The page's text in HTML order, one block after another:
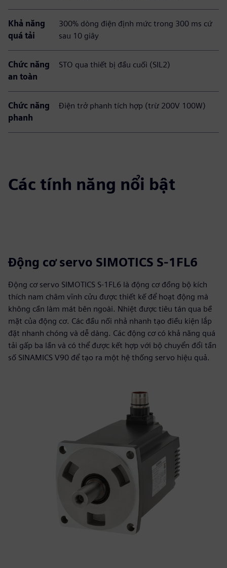
Khả năng
quá tải
300% dòng điện định mức trong 300 ms cứ
sau 10 giây
Chức năng
an toàn
STO qua thiết bị đầu cuối (SIL2)
Chức năng
phanh
Điện trở phanh tích hợp (trừ 200V 100W)
Các tính năng nổi bật
Động cơ servo SIMOTICS S-1FL6
Động cơ servo SIMOTICS S-1FL6 là động cơ đồng bộ kích
thích nam châm vĩnh cửu được thiết kế để hoạt động mà
không cần làm mát bên ngoài. Nhiệt được tiêu tán qua bề
mặt của động cơ. Các đầu nối nhả nhanh tạo điều kiện lắp
đặt nhanh chóng và dễ dàng. Các động cơ có khả năng quá
tải gấp ba lần và có thể được kết hợp với bộ chuyển đổi tần
số SINAMICS V90 để tạo ra một hệ thống servo hiệu quả.